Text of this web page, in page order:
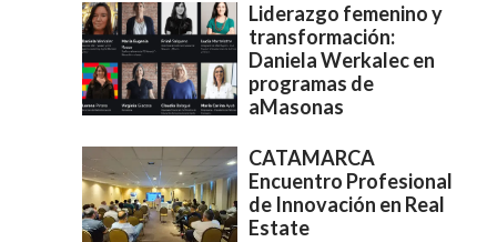
Liderazgo femenino y
transformación:
Daniela Werkalec en
programas de
aMasonas
CATAMARCA
Encuentro Profesional
de Innovación en Real
Estate